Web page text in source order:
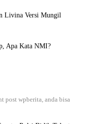
Livina Versi Mungil
Apa Kata NMI?
post wpberita, anda bisa